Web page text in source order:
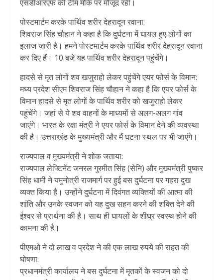
एसडीआरएफ की टीम मौके पर मौजूद रहीं।
पोस्टमार्टम करके पार्थिव शरीर देहरादून रवाना:
शिवराज सिंह चौहान ने कहा है कि दुर्घटना में घायल हुए लोगों का
इलाज जारी है। हमने पोस्टमार्टम करके पार्थिव शरीर देहरादून रवाना
कर दिए हैं। 10 बजे यह पार्थिव शरीर देहरादून पहुंचेंगे।
हादसे से मृत लोगों शव खजुराहो लेकर पहुंचेंगे एयर फोर्स के विमान:
मध्य प्रदेश सीएम शिवराज सिंह चौहान ने कहा है कि एयर फोर्स के
विमान हादसे से मृत लोगों के पार्थिव शरीर को खजुराहो लेकर
पहुंचेंगे। जहां से ये शव वाहनों के माध्यमों से अलग-अलग गांव
जाएंगे। भारत के रक्षा मंत्री ने एयर फोर्स के विमान देने की व्यवस्था
की है। उत्तराखंड के मुख्यमंत्री और मैं घटना स्थल पर भी जाएंगे।
राज्यपाल व मुख्यमंत्री ने शोक जताया:
राज्यपाल लेफ्टिनेंट जनरल गुरमीत सिंह (सेनि) और मुख्यमंत्री पुष्कर
सिंह धामी ने यमुनोत्री राजमार्ग पर हुई बस दुर्घटना पर गहरा दुख
व्यक्त किया है। उन्होंने दुर्घटना में दिवंगत व्यक्तियों की आत्मा की
शांति और उनके स्वजन को यह दुख सहन करने की शक्ति देने की
ईश्वर से प्रार्थना की है। साथ ही घायलों के शीघ्र स्वस्थ होने की
कामना की है।
पीएमओ ने दो लाख व प्रदेश ने की एक लाख रुपये की राहत की
घोषणा:
प्रधानमंत्री कार्यालय ने बस दुर्घटना में मृतकों के स्वजन को दो